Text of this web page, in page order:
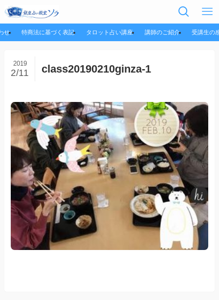
せ 特商法に基づく表記 タロット占い講座 講師のご紹介 受講生の
class20190210ginza-1
2019
2/11